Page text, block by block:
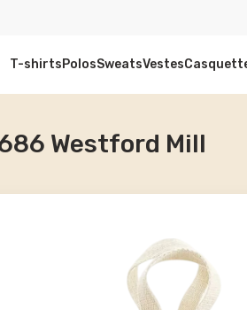
T-shirtsPolosSweatsVestes
Westford Mill